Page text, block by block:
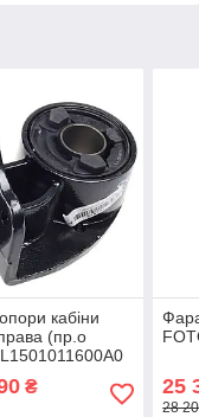
кабіни
(пр.о
₴ 25
28